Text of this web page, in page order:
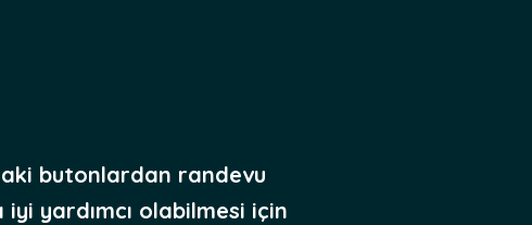
butonlardan randevu
yardımcı olabilmesi için